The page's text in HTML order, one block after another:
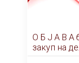
О Б Ј А В А
закуп на